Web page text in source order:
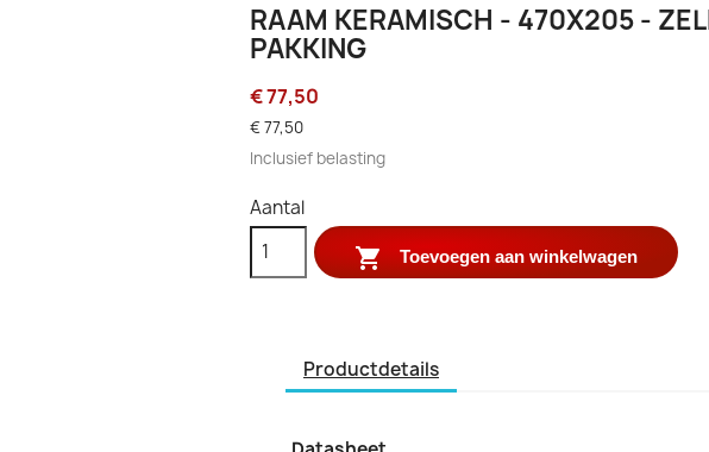
RAAM KERAMISCH - 470X205 -
PAKKING
€ 77,50
€ 77,50
Inclusief belasting
Aantal
 Toevoegen aan winkelwagen
Productdetails